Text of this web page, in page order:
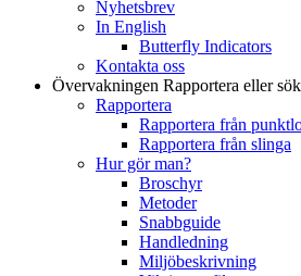
Nyhetsbrev
In English
Butterfly Indicators
Kontakta oss
Övervakningen Rapportera eller sök
Rapportera
Rapportera från
Rapportera från slinga
Hur gör man?
Broschyr
Metoder
Snabbguide
Handledning
Miljöbeskrivning